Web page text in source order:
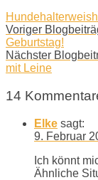
Voriger
Geburtstag!
Nächster
mit Leine
14
Elke sagt:
9. Februar
Ich könnt
Ähnliche